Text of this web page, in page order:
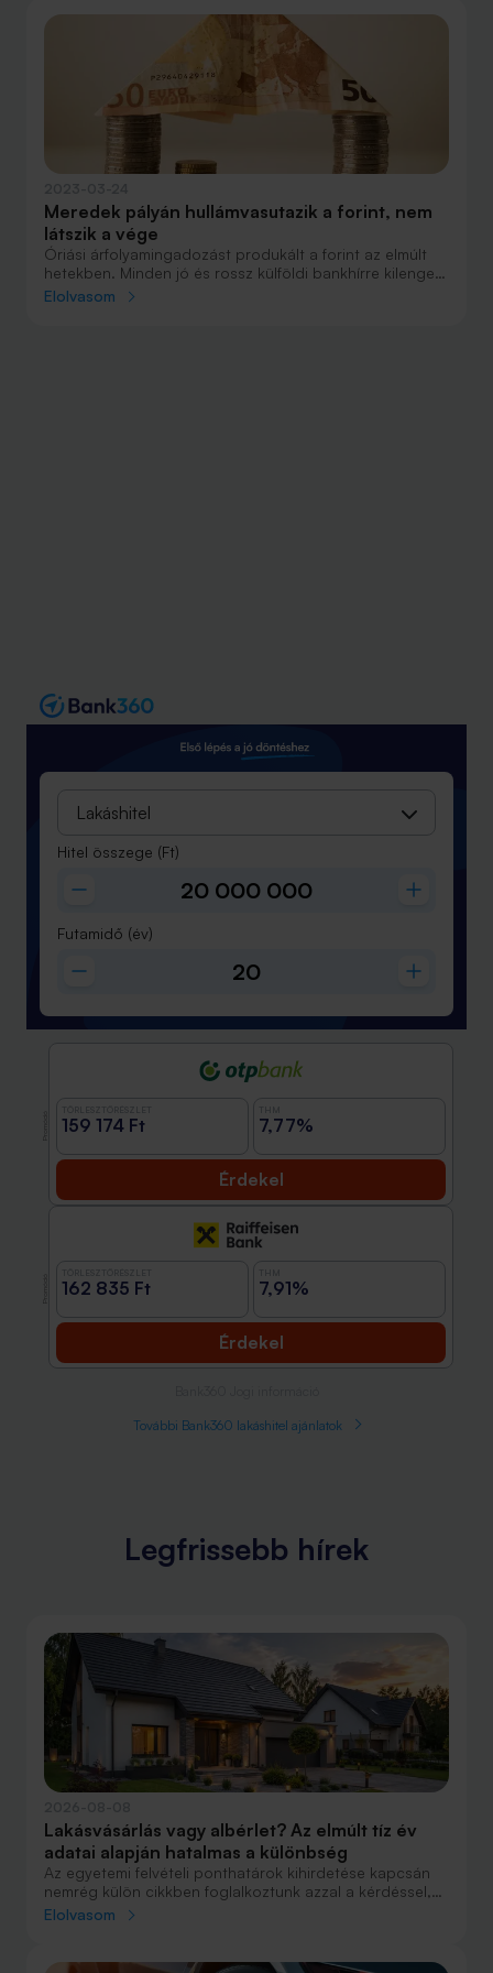
Meredek pályán hullámvasutazik a forint, nem
látszik a vége
Óriási árfolyamingadozást produkált a forint az elmúlt
hetekben. Minden jó és rossz külföldi bankhírre kilengett
az árfolyama. Így van ez most is, a forint nagyon
Elolvasom
Lakáshitel
Hitel összege (Ft)
Futamidő (év)
159 174 Ft 7,77%
Érdekel
162 835 Ft 7,91%
Érdekel
További Bank360 lakáshitel ajánlatok
Legfrissebb hírek
Lakásvásárlás vagy albérlet? Az elmúlt tíz év
adatai alapján hatalmas a különbség
Az egyetemi felvételi ponthatárok kihirdetése kapcsán
nemrég külön cikkben foglalkoztunk azzal a kérdéssel,
hogy lakást venni vagy vásárolni éri meg jobban. Előző
csak teheti, annak mindenképpen megéri a
Elolvasom